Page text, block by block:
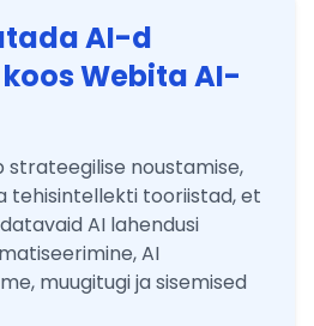
AI-d
Webita AI-
strateegilise noustamise,
tehisintellekti tooriistad, et
AI lahendusi
AI
muugitugi ja sisemised